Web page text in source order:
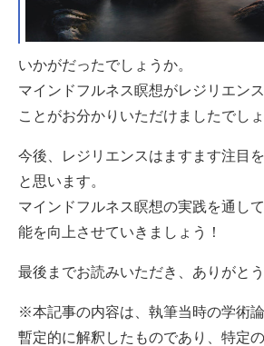
いかがだったでしょうか。
マインドフルネス瞑想がレジリエン
ことがお分かりいただけましたでし
今後、レジリエンスはますます注目
と思います。
マインドフルネス瞑想の実践を通し
能を向上させていきましょう！
最後までお読みいただき、ありがと
※本記事の内容は、執筆当時の学術
暫定的に解釈したものであり、特定